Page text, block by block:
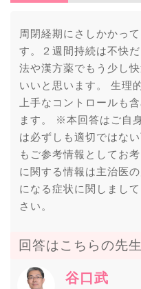
周閉経期にさしかかっ
す。２週間持続は不快
法や漢方薬でもう少し
いいと思います。 生理
上手なコントロールも
ます。 ※本回答はご自
は必ずしも適切ではな
もご参考情報としてお
に関する情報は主治医
になる症状に関しまし
さい。
回答はこちらの先
谷口武